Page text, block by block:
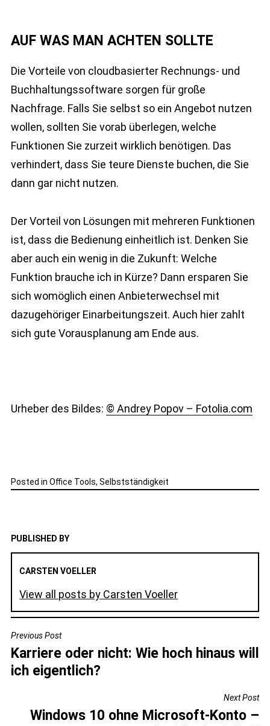
AUF WAS MAN ACHTEN SOLLTE
Die Vorteile von cloudbasierter Rechnungs- und
Buchhaltungssoftware sorgen für große
Nachfrage. Falls Sie selbst so ein Angebot nutzen
wollen, sollten Sie vorab überlegen, welche
Funktionen Sie zurzeit wirklich benötigen. Das
verhindert, dass Sie teure Dienste buchen, die Sie
dann gar nicht nutzen.
Der Vorteil von Lösungen mit mehreren Funktionen
ist, dass die Bedienung einheitlich ist. Denken Sie
aber auch ein wenig in die Zukunft: Welche
Funktion brauche ich in Kürze? Dann ersparen Sie
sich womöglich einen Anbieterwechsel mit
dazugehöriger Einarbeitungszeit. Auch hier zahlt
sich gute Vorausplanung am Ende aus.
Urheber des Bildes: © Andrey Popov – Fotolia.com
Posted in Office Tools, Selbstständigkeit
PUBLISHED BY
CARSTEN VOELLER
View all posts by Carsten Voeller
BEITRAGSNAVIGATION
Previous Post
Karriere oder nicht: Wie hoch hinaus will
ich eigentlich?
Next Post
Windows 10 ohne Microsoft-Konto –